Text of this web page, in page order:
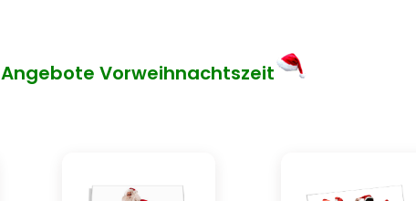
Angebote Vorweihnachtszeit